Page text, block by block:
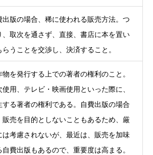
出版の場合、稀に使われる販売方法。つ
、取次を通さず、直接、書店に本を置い
らうことを交渉し、決済すること。
物を発行する上での著者の権利のこと。
使用、テレビ・映画使用といった際に、
する著者の権利である。自費出版の場合
販売を目的としないこともあるため、厳
は考慮されないが、最近は、販売を加味
自費出版もあるので、重要度は高まる。